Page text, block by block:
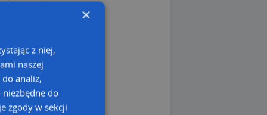
×
z niej,
naszej
analiz,
do
zgody w sekcji